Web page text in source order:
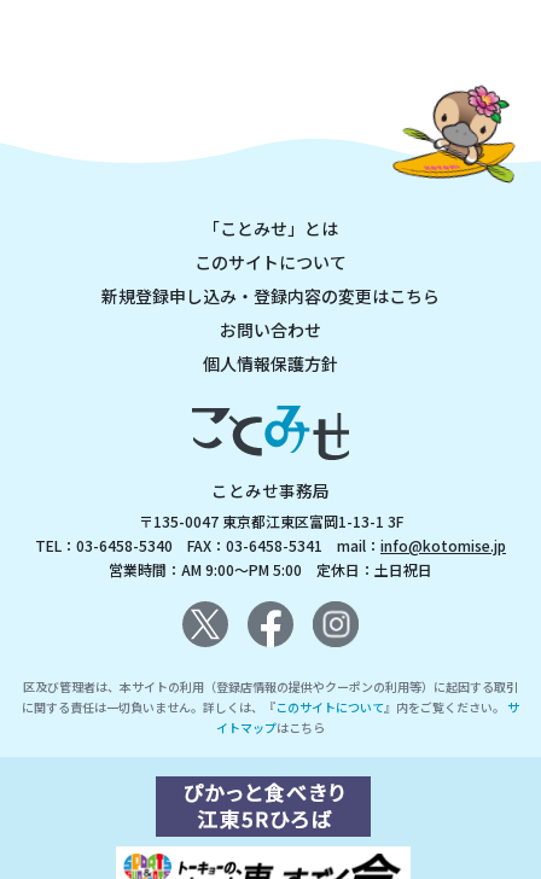
「ことみせ」とは
このサイトについて
新規登録申し込み・登録内容の変更はこちら
お問い合わせ
個人情報保護方針
ことみせ事務局
〒135-0047 東京都江東区富岡1-13-1 3F
TEL：03-6458-5340 FAX：03-6458-5341 mail： info@kotomise.jp
営業時間：AM 9:00～PM 5:00 定休日：土日祝日
区及び管理者は、本サイトの利用（登録店情報の提供やクーポンの利用等）に起因する取引
に関する責任は一切負いません。詳しくは、『このサイトについて』内をご覧ください。 サ
イトマップはこちら